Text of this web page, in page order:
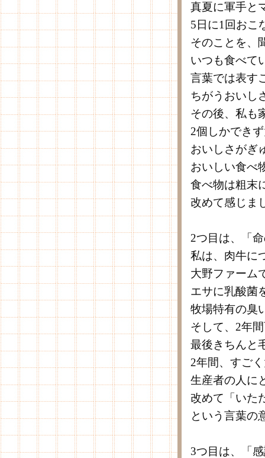
真夏に軍手と
5日に1回おこ
そのことを、
いつも食べて
言葉では表す
ちがうおいし
その後、私も
2個しかでき
おいしさがぎ
おいしい食べ
食べ物は粗末
改めて感じま
2つ目は、「
私は、肉牛に
大野ファーム
エサに乳酸菌
牧場特有の臭
そして、2年
最後きちんと
2年間、すご
生産者の人に
改めて「いた
という言葉の
3つ目は、「